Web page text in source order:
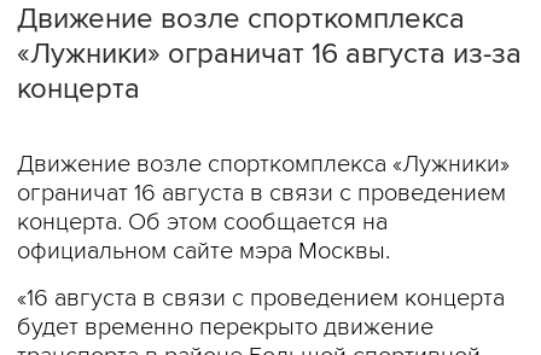
Движение возле спорткомплекса
«Лужники» ограничат 16 августа из-за
концерта
Движение возле спорткомплекса «Лужники»
ограничат 16 августа в связи с проведением
концерта. Об этом сообщается на
официальном сайте мэра Москвы.
«16 августа в связи с проведением концерта
будет временно перекрыто движение